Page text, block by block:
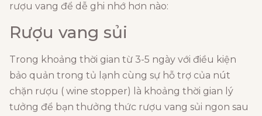
rượu vang để dễ ghi nhớ hơn nào:
Rượu vang sủi
Trong khoảng thời gian từ 3-5 ngày với điều kiện
bảo quản trong tủ lạnh cùng sự hỗ trợ của nút
chặn rượu ( wine stopper) là khoảng thời gian lý
tưởng để bạn thưởng thức rượu vang sủi ngon sau